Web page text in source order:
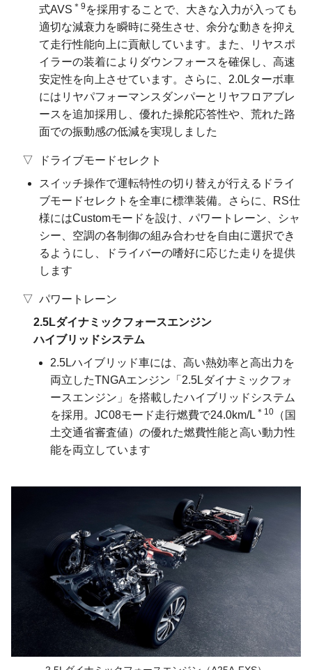
式AVS ＊9 を採用することで、大きな入力が入っても
適切な減衰力を瞬時に発生させ、余分な動きを抑え
て走行性能向上に貢献しています。また、リヤスポ
イラーの装着によりダウンフォースを確保し、高速
安定性を向上させています。さらに、2.0Lターボ車
にはリヤパフォーマンスダンパーとリヤフロアブレ
ースを追加採用し、優れた操舵応答性や、荒れた路
面での振動感の低減を実現しました
ドライブモードセレクト
スイッチ操作で運転特性の切り替えが行えるドライ
ブモードセレクトを全車に標準装備。さらに、RS仕
様にはCustomモードを設け、パワートレーン、シャ
シー、空調の各制御の組み合わせを自由に選択でき
るようにし、ドライバーの嗜好に応じた走りを提供
します
パワートレーン
2.5Lダイナミックフォースエンジン
ハイブリッドシステム
2.5Lハイブリッド車には、高い熱効率と高出力を
両立したTNGAエンジン「2.5Lダイナミックフォ
ースエンジン」を搭載したハイブリッドシステム
を採用。JC08モード走行燃費で24.0km/L ＊10
（国
土交通省審査値）の優れた燃費性能と高い動力性
能を両立しています